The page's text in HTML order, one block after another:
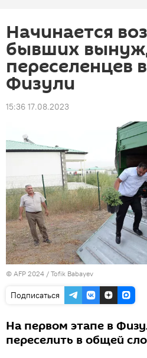
Начинается
бывших
переселенцев
Физули
15:36 17.08.2023
© AFP 2024 / Tofik Babayev
Подписаться
На первом этапе в
переселить в общей